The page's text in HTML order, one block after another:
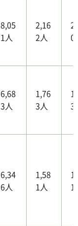
8,05
1人
2,16
2人
0
6,68
3人
1,76
3人
3
6,34
6人
1,58
1人
1